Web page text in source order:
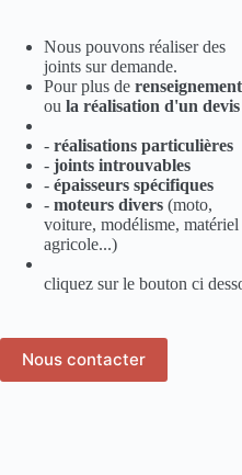
Nous pouvons réaliser des
joints sur demande.
Pour plus de
ou la réalisation d'un devis
- réalisations particulières
- joints introuvables
- épaisseurs spécifiques
- moteurs divers (moto,
voiture, modélisme, matériel
agricole...)
cliquez sur le bouton ci
Nous contacter